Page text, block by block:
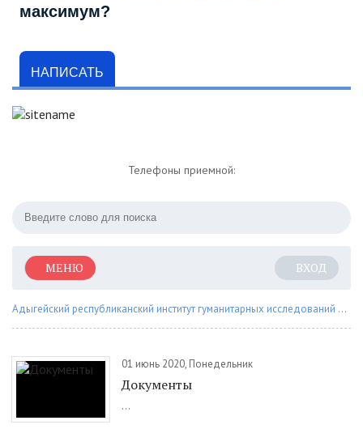
максимум?
НАПИСАТЬ
Телефоны приемной:
ВХОД
МЕНЮ
Адыгейский республиканский институт гуманитарных исследований им. Т.М. Керашева
01 июнь 2020, Понедельник
Документы
...